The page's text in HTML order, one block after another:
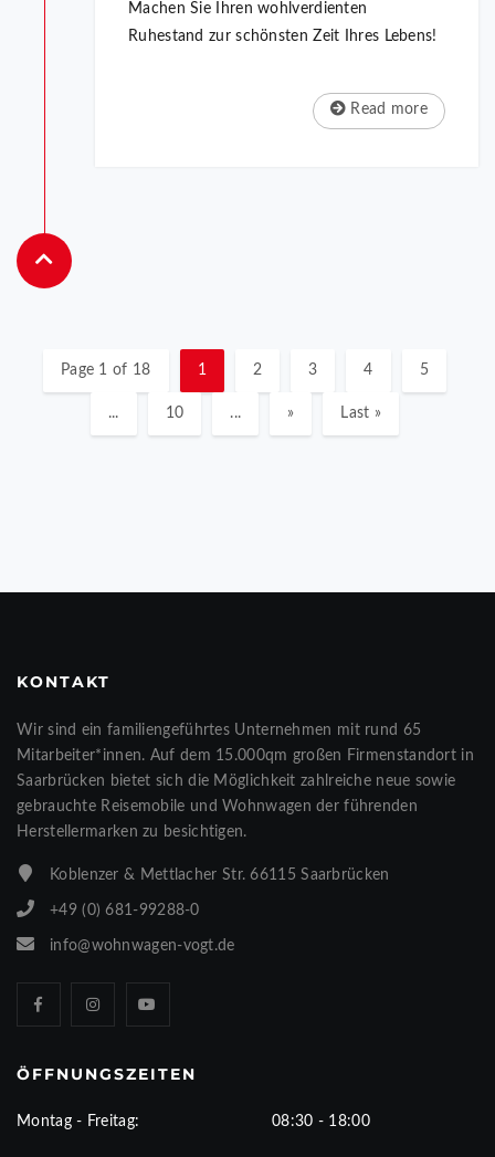
Machen Sie Ihren wohlverdienten
Ruhestand zur schönsten Zeit Ihres Lebens!
Read more
Page 1 of 18 1 2 3 4 5
... 10 ... » Last »
KONTAKT
Wir sind ein familiengeführtes Unternehmen mit rund 65
Mitarbeiter*innen. Auf dem 15.000qm großen Firmenstandort in
Saarbrücken bietet sich die Möglichkeit zahlreiche neue sowie
gebrauchte Reisemobile und Wohnwagen der führenden
Herstellermarken zu besichtigen.
Koblenzer & Mettlacher Str. 66115 Saarbrücken
+49 (0) 681-99288-0
info@wohnwagen-vogt.de
ÖFFNUNGSZEITEN
Montag - Freitag: 08:30 - 18:00